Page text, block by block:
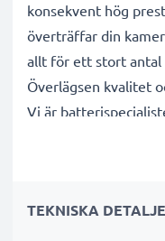
konsekvent hög
överträffar din
allt för ett stort antal
Överlägsen kvalitet
Vi är
mer därtill. Det är
TEKNISKA